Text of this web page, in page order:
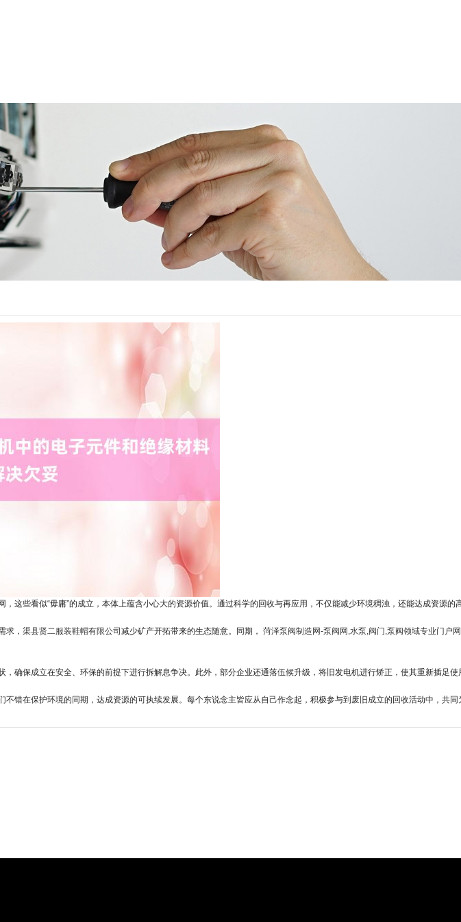
些看似“毋庸”的成立，本体上蕴含小心大的资源价值。通过科学的回收与再应用，不仅能减少环境稠浊，还能达成资源的
求， 渠县贤二服装鞋帽有限公司 减少矿产开拓带来的生态随意。同期， 菏泽泵阀制造网-泵阀网,水泵,阀门,泵阀领域专业门户
确保成立在安全、环保的前提下进行拆解息争决。此外，部分企业还通落伍候升级，将旧发电机进行矫正，使其重新插足使
错在保护环境的同期，达成资源的可执续发展。每个东说念主皆应从自己作念起，积极参与到废旧成立的回收活动中，共同